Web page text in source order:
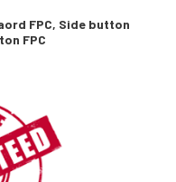
FPC, Side button
FPC